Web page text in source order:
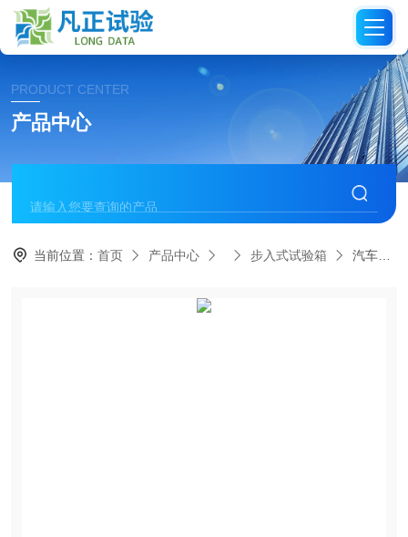
PRODUCT CENTER
产品中心
当前位置：首页 产品中心 步入式试验箱 汽车仪表步入式高低温试验室